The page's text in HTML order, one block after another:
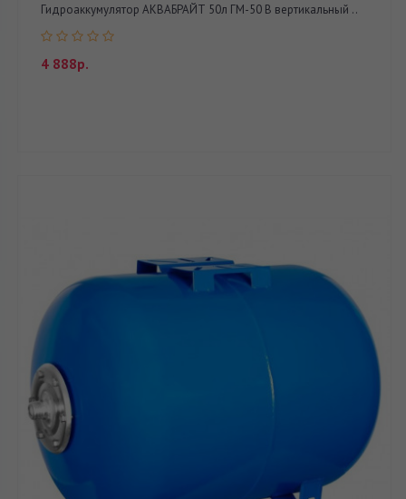
Гидроаккумулятор АКВАБРАЙТ 50л ГМ-50 В вертикальный ..
4 888р.